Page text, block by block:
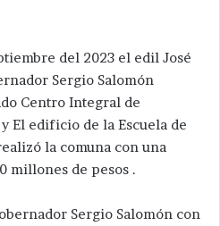
del 2023 el edil José
Sergio Salomón
Centro Integral de
El edificio de la Escuela de
la comuna con una
millones de pesos .
Sergio Salomón con